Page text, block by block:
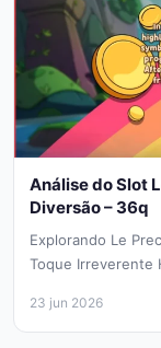
Análise do Slot
Diversão – 36q
Explorando Le
Toque Irreverente
23 jun 2026